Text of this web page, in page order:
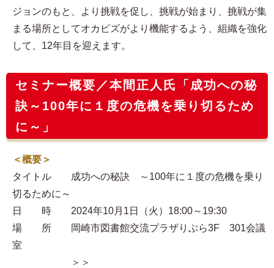
ジョンのもと、より挑戦を促し、挑戦が始まり、挑戦が集
まる場所としてオカビズがより機能するよう、組織を強化
して、12年目を迎えます。
セミナー概要／本間正人氏「成功への秘
訣～100年に１度の危機を乗り切るため
に～」
＜概要＞
タイトル 成功への秘訣 ～100年に１度の危機を乗り
切るために～
日 時 2024年10月1日（火）18:00～19:30
場 所 岡崎市図書館交流プラザりぶら3F 301会議
室
＞＞